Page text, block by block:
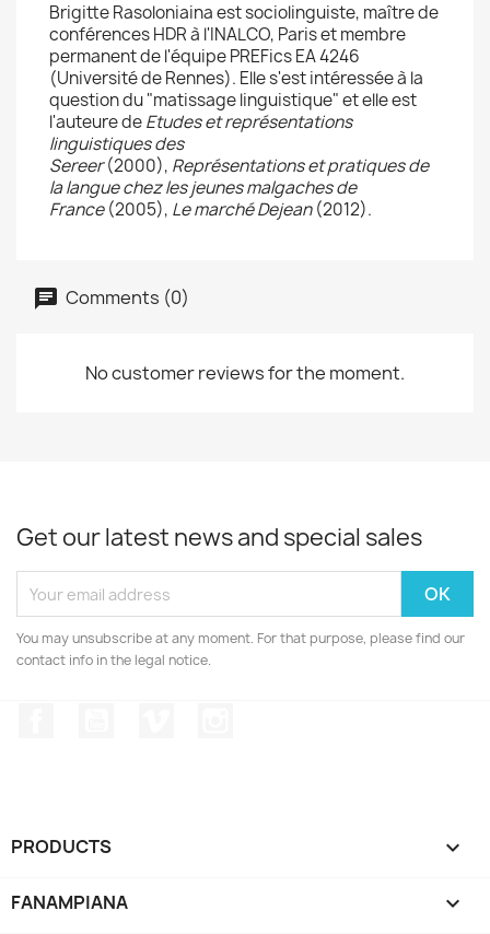
Brigitte Rasoloniaina est sociolinguiste, maître de
conférences HDR à l'INALCO, Paris et membre
permanent de l'équipe PREFics EA 4246
(Université de Rennes). Elle s'est intéressée à la
question du "matissage linguistique" et elle est
l'auteure deEtudes et représentations
linguistiques des
Sereer(2000), Représentations et pratiques de
la langue chez les jeunes malgaches de
France(2005), Le marché Dejean(2012).
Comments (0)
No customer reviews for the moment.
Get our latest news and special sales
You may unsubscribe at any moment. For that purpose, please find our
contact info in the legal notice.
PRODUCTS 
FANAMPIANA 